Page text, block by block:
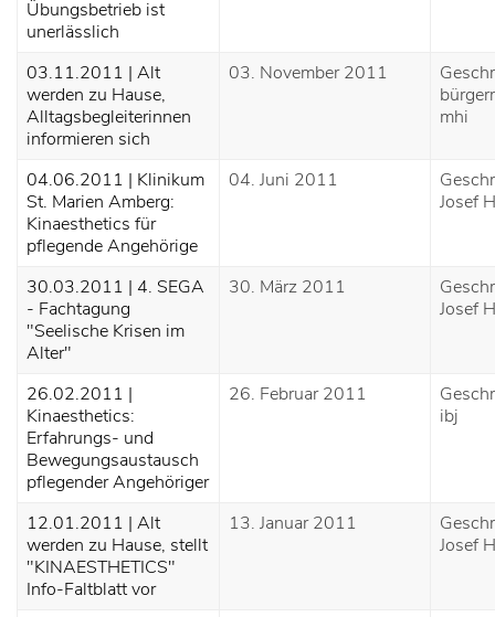
Übungsbetrieb ist
unerlässlich
03.11.2011 | Alt
werden zu Hause,
Alltagsbegleiterinnen
informieren sich
03. November 2011
mhi
04.06.2011 | Klinikum
St. Marien Amberg:
Kinaesthetics für
pflegende Angehörige
04. Juni 2011
Josef
30.03.2011 | 4. SEGA
- Fachtagung
"Seelische Krisen im
Alter"
30. März 2011
Josef
26.02.2011 |
Kinaesthetics:
Erfahrungs- und
Bewegungsaustausch
pflegender Angehöriger
26. Februar 2011
ibj
12.01.2011 | Alt
werden zu Hause, stellt
"KINAESTHETICS"
Info-Faltblatt vor
13. Januar 2011
Josef